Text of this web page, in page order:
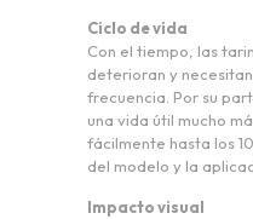
Ciclo de vida
Con el tiempo, las
deterioran y
frecuencia. Por su
una vida útil mucho
fácilmente hasta los
del modelo y la
Impacto visual